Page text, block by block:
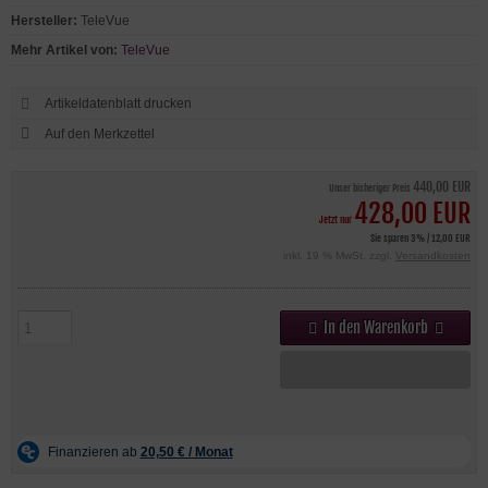
Unser bisheriger Preis 440,00 EUR
Jetzt nur 428,00 EUR
Sie sparen 3% / 12,00 EUR
inkl. 19 % MwSt. zzgl.
Versandkosten
In den Warenkorb
Hersteller: TeleVue
Mehr Artikel von: TeleVue
Artikeldatenblatt drucken